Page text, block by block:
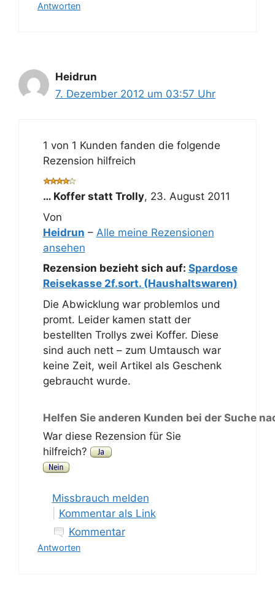
Antworten
Heidrun
7. Dezember 2012 um 03:57 Uhr
1 von 1 Kunden fanden die folgende
Rezension hilfreich
… Koffer statt Trolly, 23. August 2011
Von
Heidrun – Alle meine Rezensionen
ansehen
Rezension bezieht sich auf: Spardose
Reisekasse 2f.sort. (Haushaltswaren)
Die Abwicklung war problemlos und
promt. Leider kamen statt der
bestellten Trollys zwei Koffer. Diese
sind auch nett – zum Umtausch war
keine Zeit, weil Artikel als Geschenk
gebraucht wurde.
Helfen Sie anderen Kunden bei der Suche
War diese Rezension für Sie
hilfreich?
Missbrauch melden
Kommentar als Link
Kommentar
Antworten